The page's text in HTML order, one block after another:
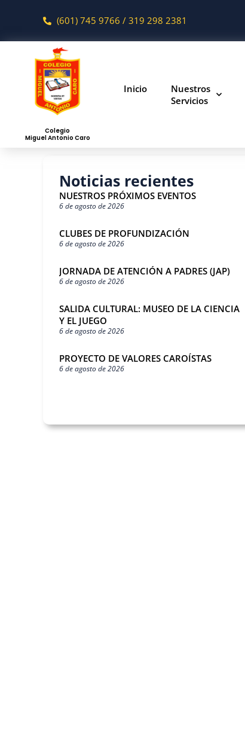
(601) 745 9766 / 319 298 2381
Colegio
Miguel Antonio Caro
Inicio
Nuestros
Servicios
Noticias recientes
NUESTROS PRÓXIMOS EVENTOS
6 de agosto de 2026
CLUBES DE PROFUNDIZACIÓN
6 de agosto de 2026
JORNADA DE ATENCIÓN A PADRES (JAP)
6 de agosto de 2026
SALIDA CULTURAL: MUSEO DE LA CIENCIA
Y EL JUEGO
6 de agosto de 2026
PROYECTO DE VALORES CAROÍSTAS
6 de agosto de 2026